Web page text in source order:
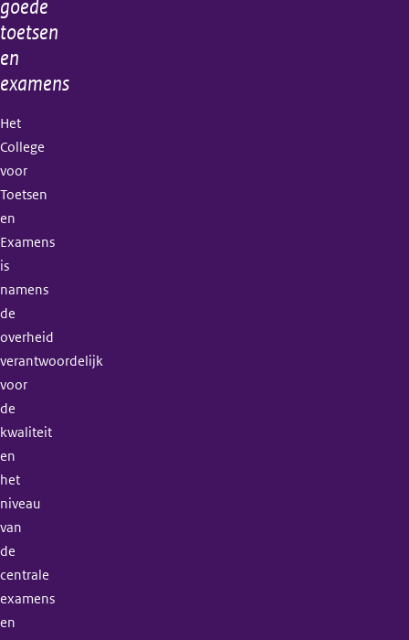
goede
toetsen
en
examens
Het
College
voor
Toetsen
en
Examens
is
namens
de
overheid
verantwoordelijk
voor
de
kwaliteit
en
het
niveau
van
de
centrale
examens
en